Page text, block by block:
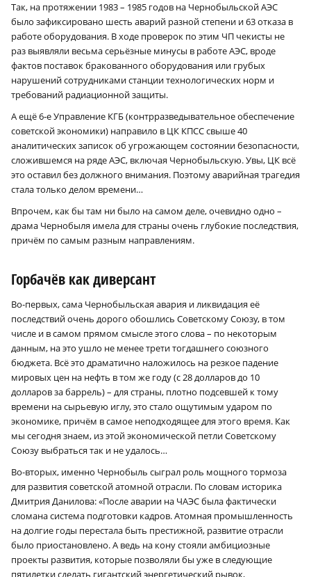
Так, на протяжении 1983 – 1985 годов на Чернобыльской АЭС
было зафиксировано шесть аварий разной степени и 63 отказа в
работе оборудования. В ходе проверок по этим ЧП чекисты не
раз выявляли весьма серьёзные минусы в работе АЭС, вроде
фактов поставок бракованного оборудования или грубых
нарушений сотрудниками станции технологических норм и
требований радиационной защиты.
А ещё 6‑е Управление КГБ (контрразведывательное обеспечение
советской экономики) направило в ЦК КПСС свыше 40
аналитических записок об угрожающем состоянии безопасности,
сложившемся на ряде АЭС, включая Чернобыльскую. Увы, ЦК всё
это оставил без должного внимания. Поэтому аварийная трагедия
стала только делом времени…
Впрочем, как бы там ни было на самом деле, очевидно одно –
драма Чернобыля имела для страны очень глубокие последствия,
причём по самым разным направлениям.
Горбачёв как диверсант
Во-первых, сама Чернобыльская авария и ликвидация её
последствий очень дорого обошлись Советскому Союзу, в том
числе и в самом прямом смысле этого слова – по некоторым
данным, на это ушло не менее трети тогдашнего союзного
бюджета. Всё это драматично наложилось на резкое падение
мировых цен на нефть в том же году (с 28 долларов до 10
долларов за баррель) – для страны, плотно подсевшей к тому
времени на сырьевую иглу, это стало ощутимым ударом по
экономике, причём в самое неподходящее для этого время. Как
мы сегодня знаем, из этой экономической петли Советскому
Союзу выбраться так и не удалось…
Во-вторых, именно Чернобыль сыграл роль мощного тормоза
для развития советской атомной отрасли. По словам историка
Дмитрия Данилова: «После аварии на ЧАЭС была фактически
сломана система подготовки кадров. Атомная промышленность
на долгие годы перестала быть престижной, развитие отрасли
было приостановлено. А ведь на кону стояли амбициозные
проекты развития, которые позволяли бы уже в следующие
пятилетки сделать гигантский энергетический рывок,